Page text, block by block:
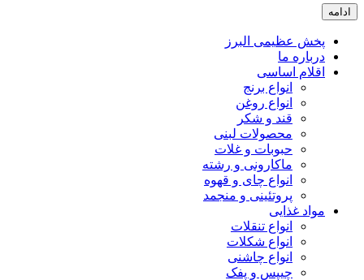
ادامه
پخش عظیمی البرز
درباره ما
اقلام اساسی
انواع برنج
انواع روغن
قند و شکر
محصولات لبنی
حبوبات و غلات
ماکارونی و رشته
انواع چای و قهوه
پروتئینی و منجمد
مواد غذایی
انواع تنقلات
انواع شکلات
انواع چاشنی
چیپس و پفک